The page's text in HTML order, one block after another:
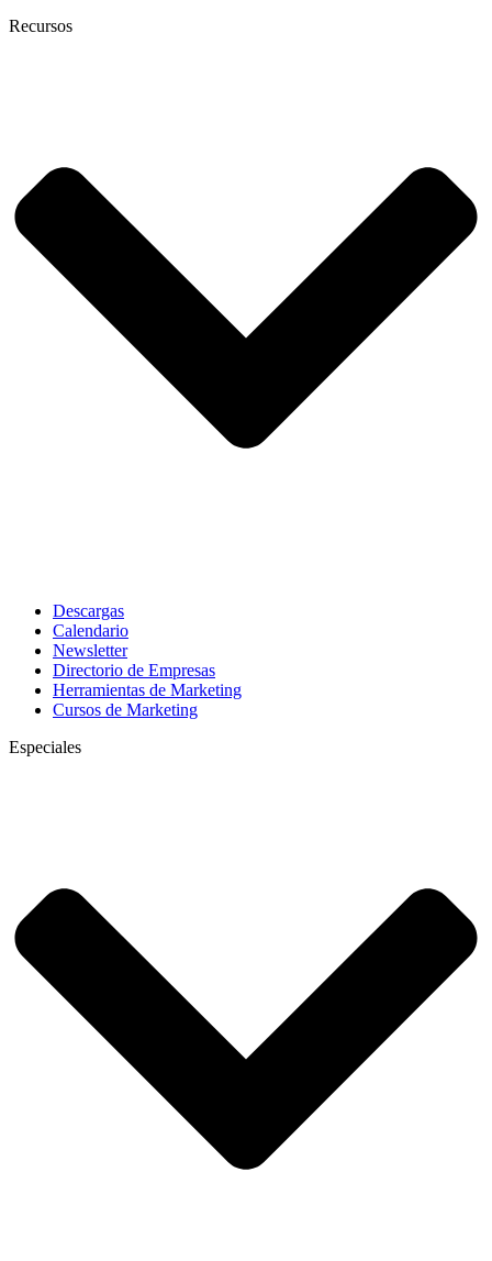
Recursos
Descargas
Calendario
Newsletter
Directorio de Empresas
Herramientas de Marketing
Cursos de Marketing
Especiales